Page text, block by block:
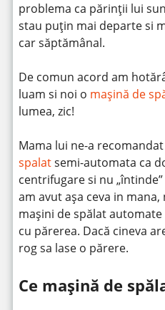
problema ca părinții lui
stau puțin mai departe si
car săptămânal.
De comun acord am
luam si noi o mașină de
lumea, zic!
Mama lui ne-a
spalatsemi-automata ca
centrifugare si nu
am avut așa ceva in
mașini de spălat
cu părerea. Dacă cineva
rog sa lase o părere.
Ce mașină de